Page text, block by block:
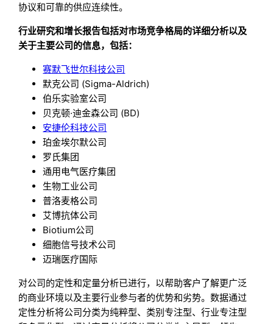
协议和可靠的供应连续性。
行业研究和增长报告包括对市场竞争格局的详细分析以及
关于主要公司的信息，包括：
赛默飞世尔科技公司
默克公司 (Sigma-Aldrich)
伯乐实验室公司
贝克顿·迪金森公司 (BD)
安捷伦科技公司
珀金埃尔默公司
罗氏集团
通用电气医疗集团
生物工业公司
普洛麦格公司
艾博抗体公司
Biotium公司
细胞信号技术公司
迈瑞医疗国际
对公司的定性和定量分析已进行，以帮助客户了解更广泛
的商业环境以及主要行业参与者的优势和劣势。数据通过
定性分析将公司分类为纯粹型、类别专注型、行业专注型